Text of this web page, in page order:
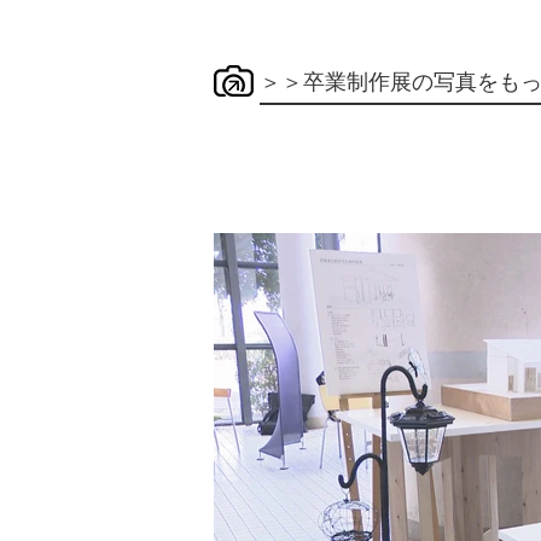
＞＞卒業制作展の写真をも